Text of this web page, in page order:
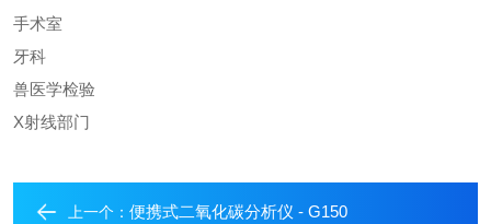
手术室
牙科
兽医学检验
X射线部门
上一个： 便携式二氧化碳分析仪 - G150